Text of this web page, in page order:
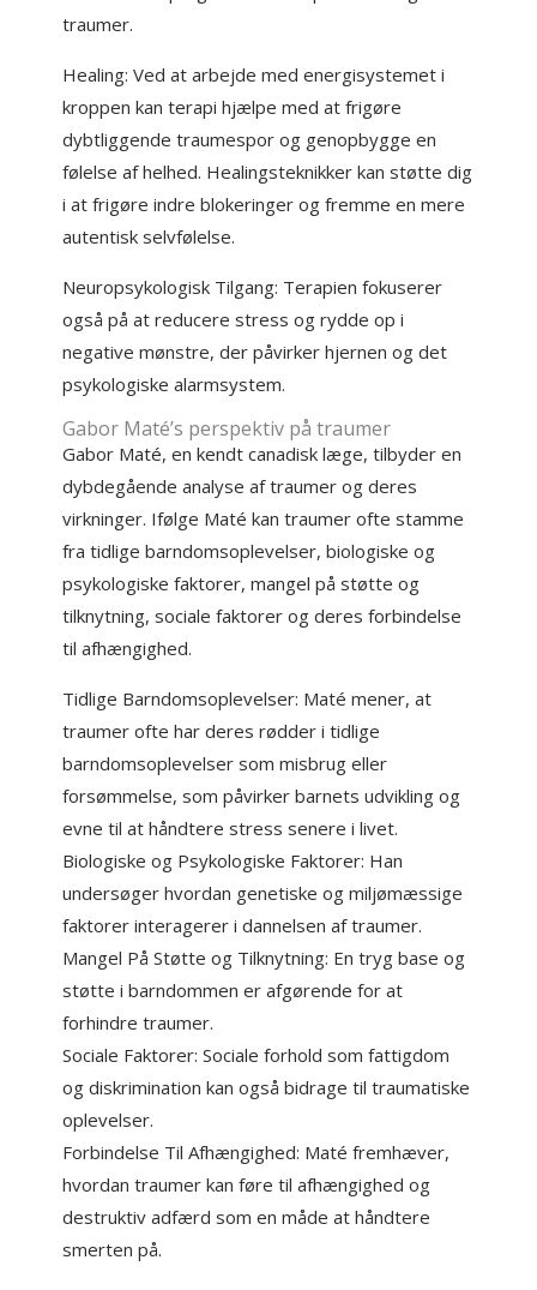
traumer.
Healing: Ved at arbejde med energisystemet i
kroppen kan terapi hjælpe med at frigøre
dybtliggende traumespor og genopbygge en
følelse af helhed. Healingsteknikker kan støtte dig
i at frigøre indre blokeringer og fremme en mere
autentisk selvfølelse.
Neuropsykologisk Tilgang: Terapien fokuserer
også på at reducere stress og rydde op i
negative mønstre, der påvirker hjernen og det
psykologiske alarmsystem.
Gabor Maté’s perspektiv på traumer
Gabor Maté, en kendt canadisk læge, tilbyder en
dybdegående analyse af traumer og deres
virkninger. Ifølge Maté kan traumer ofte stamme
fra tidlige barndomsoplevelser, biologiske og
psykologiske faktorer, mangel på støtte og
tilknytning, sociale faktorer og deres forbindelse
til afhængighed.
Tidlige Barndomsoplevelser: Maté mener, at
traumer ofte har deres rødder i tidlige
barndomsoplevelser som misbrug eller
forsømmelse, som påvirker barnets udvikling og
evne til at håndtere stress senere i livet.
Biologiske og Psykologiske Faktorer: Han
undersøger hvordan genetiske og miljømæssige
faktorer interagerer i dannelsen af traumer.
Mangel På Støtte og Tilknytning: En tryg base og
støtte i barndommen er afgørende for at
forhindre traumer.
Sociale Faktorer: Sociale forhold som fattigdom
og diskrimination kan også bidrage til traumatiske
oplevelser.
Forbindelse Til Afhængighed: Maté fremhæver,
hvordan traumer kan føre til afhængighed og
destruktiv adfærd som en måde at håndtere
smerten på.